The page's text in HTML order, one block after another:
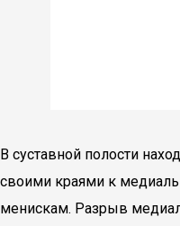
В суставной полости
своими краями к
менискам. Разрыв